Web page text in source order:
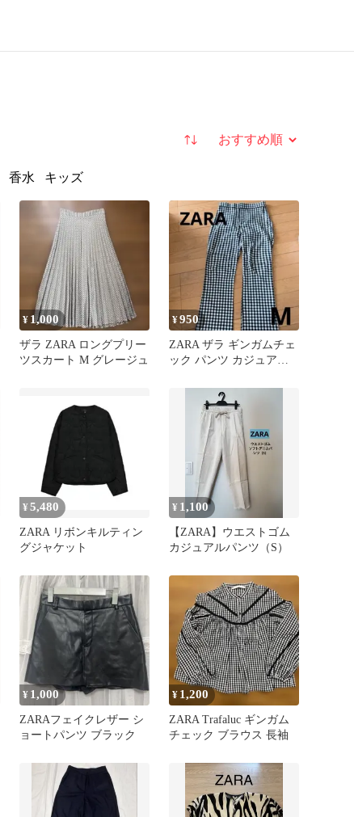
並び替え
香水 キッズ
¥ 1,000
ザラ ZARA ロングプリー
ツスカート M グレージュ
¥950
ZARA ザラ ギンガムチェ
ック パンツ カジュアル
¥ 5,480
ZARA リボンキルティン
グジャケット
¥ 1,100
【ZARA】ウエストゴム
カジュアルパンツ（S）
¥ 1,000
ZARAフェイクレザー シ
ョートパンツ ブラック
¥ 1,200
ZARA Trafaluc ギンガム
チェック ブラウス 長袖